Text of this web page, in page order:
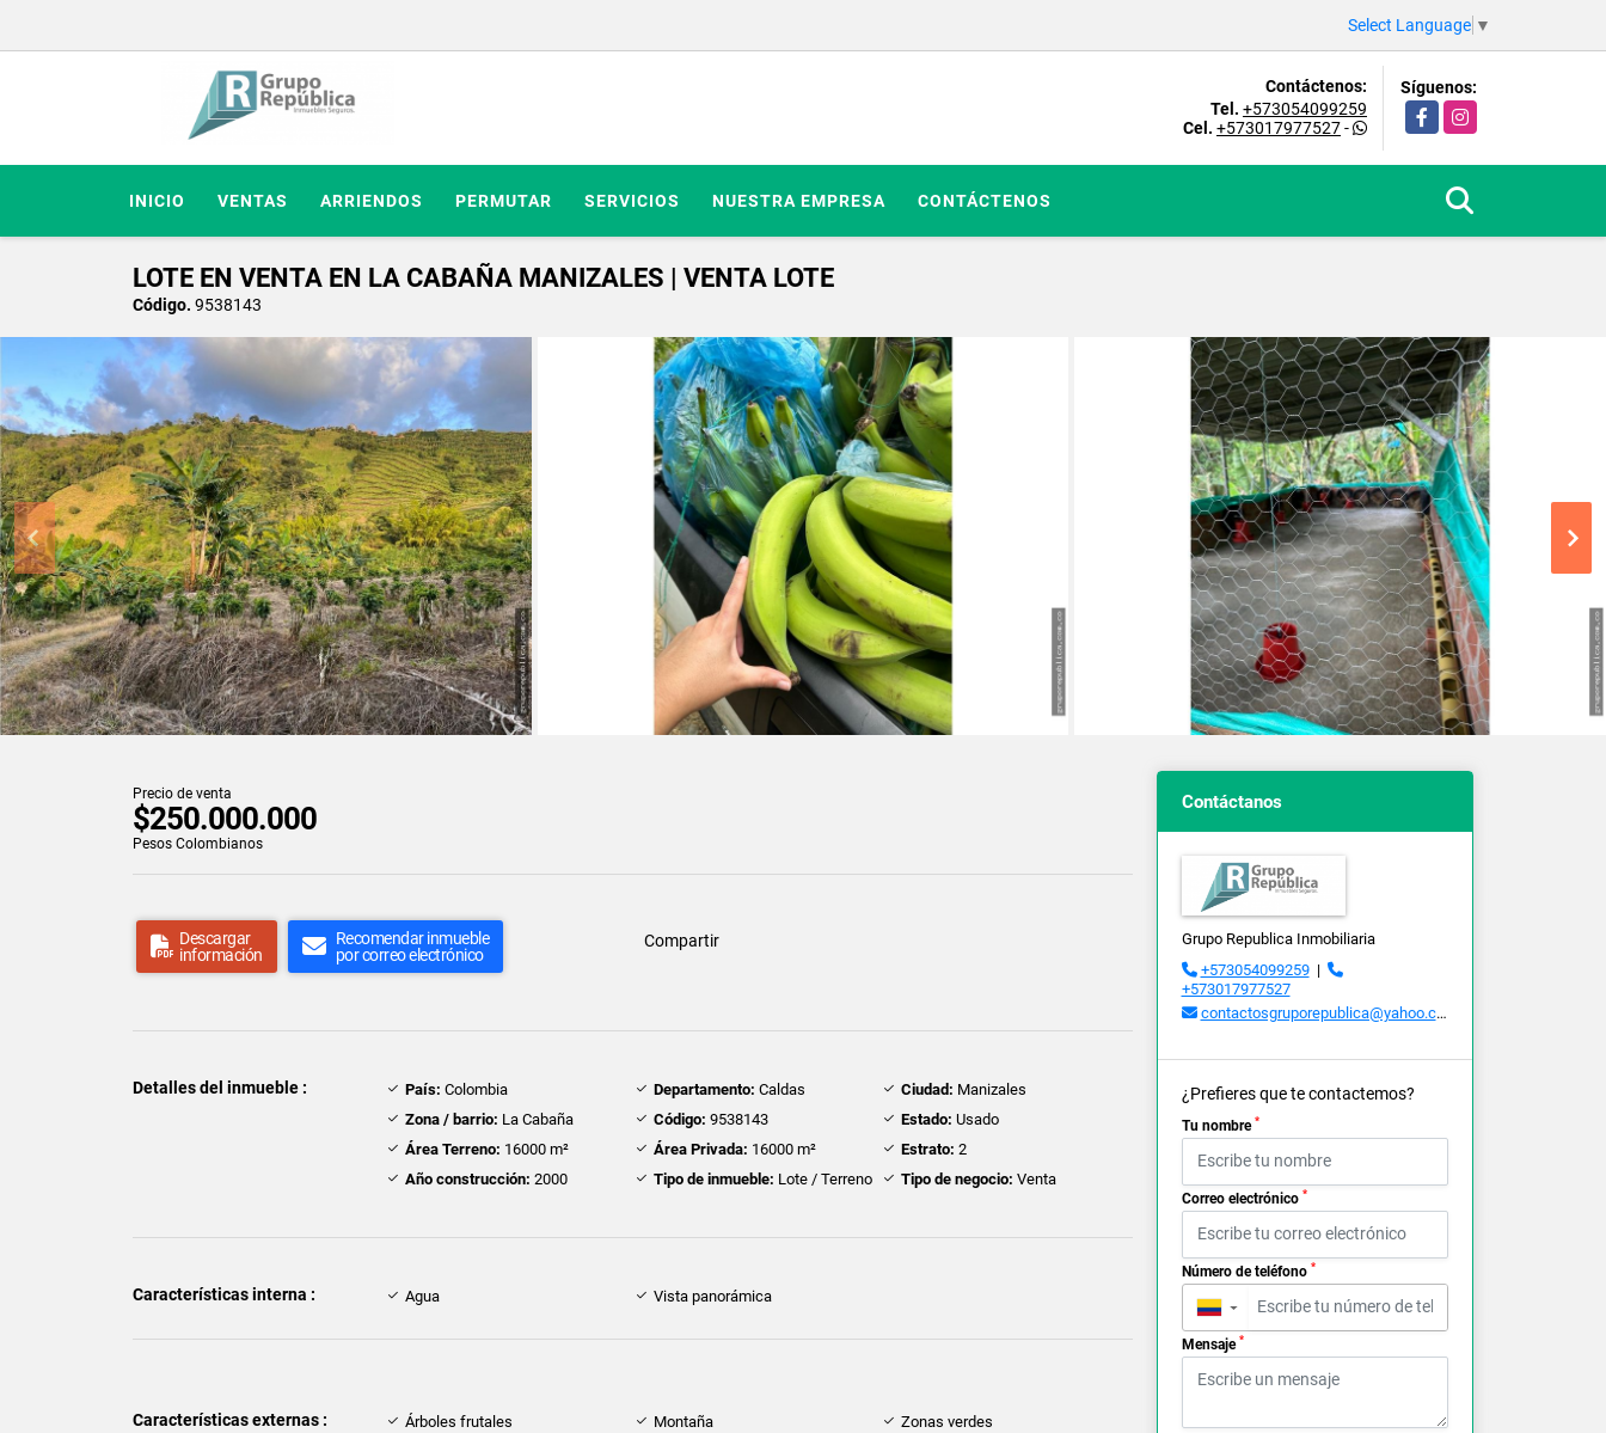
Select Language ▼
Contáctenos:
Tel. +573054099259
Cel. +573017977527-
Síguenos:
FacebookInstagram
INICIO VENTAS ARRIENDOS PERMUTAR SERVICIOS NUESTRA EMPRESA CONTÁCTENOS
LOTE EN VENTA EN LA CABAÑA MANIZALES | VENTA LOTE
Código. 9538143
Precio de venta
$250.000.000
Pesos Colombianos
Descargar
información
Recomendar inmueble
por correo electrónico
Compartir
Detalles del inmueble : País: Colombia Departamento: Caldas Ciudad: Manizales
Zona / barrio: La Cabaña Código: 9538143 Estado: Usado
Área Terreno: 16000 m² Área Privada: 16000 m² Estrato: 2
Año construcción: 2000 Tipo de inmueble: Lote / Terreno Tipo de negocio: Venta
Características interna : Agua Vista panorámica
Características externas : Árboles frutales Montaña Zonas verdes
Contáctanos
Grupo Republica Inmobiliaria
+573054099259|
+573017977527
contactosgruporepublica@yahoo.com
¿Prefieres que te contactemos?
Tu nombre *
Correo electrónico *
Número de teléfono *
▼
Mensaje *